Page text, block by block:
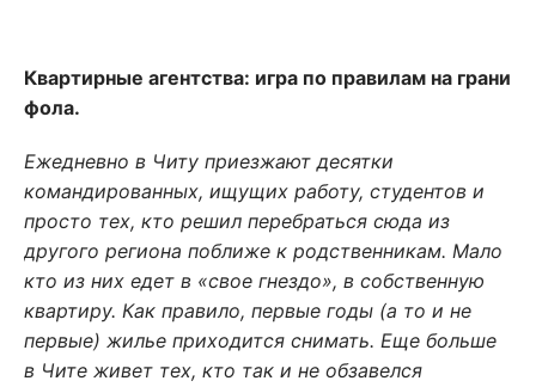
Квартирные агентства: игра по правилам на грани
фола.
Ежедневно в Читу приезжают десятки
командированных, ищущих работу, студентов и
просто тех, кто решил перебраться сюда из
другого региона поближе к родственникам. Мало
кто из них едет в «свое гнездо», в собственную
квартиру. Как правило, первые годы (а то и не
первые) жилье приходится снимать. Еще больше
в Чите живет тех, кто так и не обзавелся